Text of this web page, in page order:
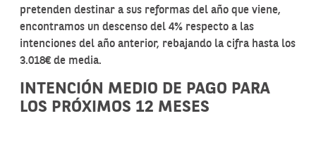
pretenden destinar a sus reformas del año que viene,
encontramos un descenso del 4% respecto a las
intenciones del año anterior, rebajando la cifra hasta los
3.018€ de media.
INTENCIÓN MEDIO DE PAGO PARA
LOS PRÓXIMOS 12 MESES